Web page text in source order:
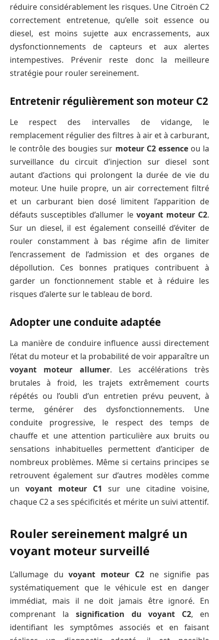
réduire considérablement les risques. Une Citroën C2
correctement entretenue, qu’elle soit essence ou
diesel, est moins sujette aux encrassements, aux
dysfonctionnements de capteurs et aux alertes
intempestives. Prévenir reste donc la meilleure
stratégie pour rouler sereinement.
Entretenir régulièrement son moteur C2
Le respect des intervalles de vidange, le
remplacement régulier des filtres à air et à carburant,
le contrôle des bougies sur moteur C2 essenceou la
surveillance du circuit d’injection sur diesel sont
autant d’actions qui prolongent la durée de vie du
moteur. Une huile propre, un air correctement filtré
et un carburant bien dosé limitent l’apparition de
défauts susceptibles d’allumer le voyant moteur C2.
Sur un diesel, il est également conseillé d’éviter de
rouler constamment à bas régime afin de limiter
l’encrassement de l’admission et des organes de
dépollution. Ces bonnes pratiques contribuent à
garder un fonctionnement stable et à réduire les
risques d’alerte sur le tableau de bord.
Adopter une conduite adaptée
La manière de conduire influence aussi directement
l’état du moteur et la probabilité de voir apparaître un
voyant moteur allumer. Les accélérations très
brutales à froid, les trajets extrêmement courts
répétés ou l’oubli d’un entretien prévu peuvent, à
terme, générer des dysfonctionnements. Une
conduite progressive, le respect des temps de
chauffe et une attention particulière aux bruits ou
sensations inhabituelles permettent d’anticiper de
nombreux problèmes. Même si certains principes se
retrouvent également sur d’autres modèles comme
un voyant moteur C1 sur une citadine voisine,
chaque C2 a ses spécificités et mérite un suivi attentif.
Rouler sereinement malgré un
voyant moteur surveillé
L’allumage duvoyant moteur C2ne signifie pas
systématiquement que le véhicule est en danger
immédiat, mais il ne doit jamais être ignoré. En
comprenant lasignification du voyant C2, en
identifiant les symptômes associés et en faisant